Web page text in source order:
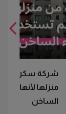
شركة سكن
منزلها لأنها لم
الساخن